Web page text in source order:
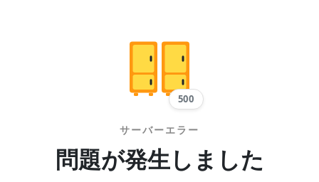
500
サーバーエラー
問題が発生しました